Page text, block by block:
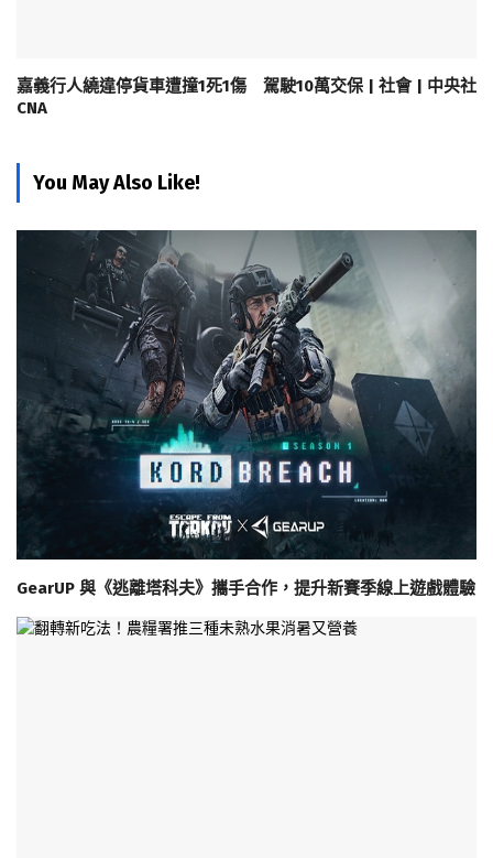
嘉義行人繞違停貨車遭撞1死1傷 駕駛10萬交保 | 社會 | 中央社
CNA
You May Also Like!
GearUP 與《逃離塔科夫》攜手合作，提升新賽季線上遊戲體驗